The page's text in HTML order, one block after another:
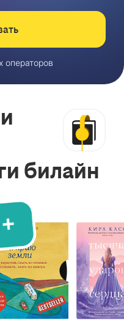
операторов
билайн